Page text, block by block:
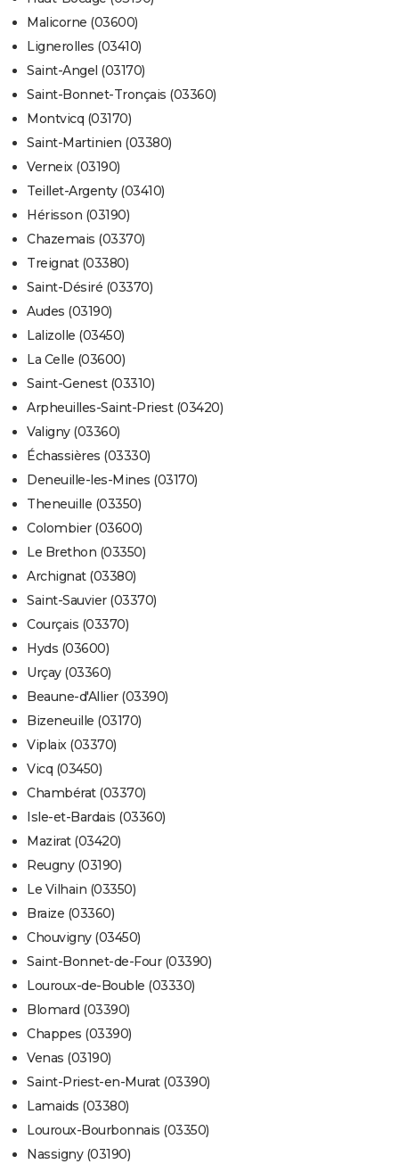
Malicorne (03600)
Lignerolles (03410)
Saint-Angel (03170)
Saint-Bonnet-Tronçais (03360)
Montvicq (03170)
Saint-Martinien (03380)
Verneix (03190)
Teillet-Argenty (03410)
Hérisson (03190)
Chazemais (03370)
Treignat (03380)
Saint-Désiré (03370)
Audes (03190)
Lalizolle (03450)
La Celle (03600)
Saint-Genest (03310)
Arpheuilles-Saint-Priest (03420)
Valigny (03360)
Échassières (03330)
Deneuille-les-Mines (03170)
Theneuille (03350)
Colombier (03600)
Le Brethon (03350)
Archignat (03380)
Saint-Sauvier (03370)
Courçais (03370)
Hyds (03600)
Urçay (03360)
Beaune-d'Allier (03390)
Bizeneuille (03170)
Viplaix (03370)
Vicq (03450)
Chambérat (03370)
Isle-et-Bardais (03360)
Mazirat (03420)
Reugny (03190)
Le Vilhain (03350)
Braize (03360)
Chouvigny (03450)
Saint-Bonnet-de-Four (03390)
Louroux-de-Bouble (03330)
Blomard (03390)
Chappes (03390)
Venas (03190)
Saint-Priest-en-Murat (03390)
Lamaids (03380)
Louroux-Bourbonnais (03350)
Nassigny (03190)